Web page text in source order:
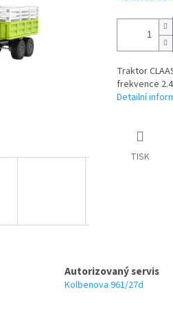
Traktor
frekvence
Detailní
TISK
Autorizovaný servis
Kolbenova 961/27d